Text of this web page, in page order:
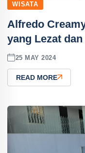
WISATA
Alfredo
yang Lezat
25 MAY 2024
READ MORE